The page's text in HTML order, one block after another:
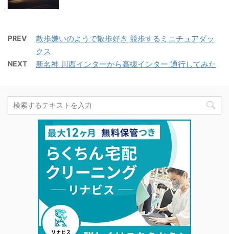
PREV
散歩嫌いのようで散歩好き 競歩するミニチュアダッ
クス
NEXT 新名神 川西インターから高槻インター 通行してみた